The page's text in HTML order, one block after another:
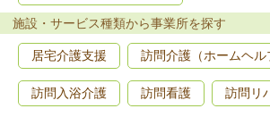
施設・サービス種類から事業所を探す
居宅介護支援 訪問介護（ホームヘル
訪問入浴介護 訪問看護 訪問リ